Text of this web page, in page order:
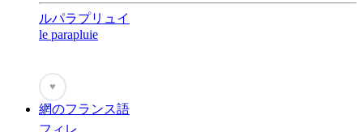
ルパラプリュイ
le parapluie
♥
網のフランス語
フィレ